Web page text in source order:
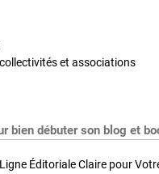
et associations
bien débuter son blog et
Éditoriale Claire pour